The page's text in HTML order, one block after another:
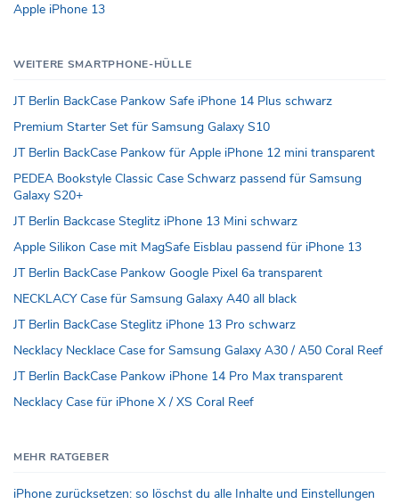
Apple iPhone 13
WEITERE SMARTPHONE-HÜLLE
JT Berlin BackCase Pankow Safe iPhone 14 Plus schwarz
Premium Starter Set für Samsung Galaxy S10
JT Berlin BackCase Pankow für Apple iPhone 12 mini transparent
PEDEA Bookstyle Classic Case Schwarz passend für Samsung
Galaxy S20+
JT Berlin Backcase Steglitz iPhone 13 Mini schwarz
Apple Silikon Case mit MagSafe Eisblau passend für iPhone 13
JT Berlin BackCase Pankow Google Pixel 6a transparent
NECKLACY Case für Samsung Galaxy A40 all black
JT Berlin BackCase Steglitz iPhone 13 Pro schwarz
Necklacy Necklace Case for Samsung Galaxy A30 / A50 Coral Reef
JT Berlin BackCase Pankow iPhone 14 Pro Max transparent
Necklacy Case für iPhone X / XS Coral Reef
MEHR RATGEBER
iPhone zurücksetzen: so löschst du alle Inhalte und Einstellungen